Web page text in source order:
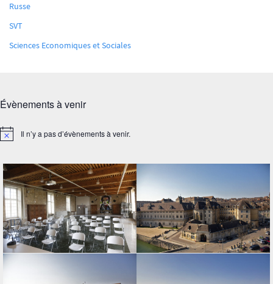
Russe
SVT
Sciences Economiques et Sociales
Évènements à venir
Notice Il n’y a pas d’évènements à venir.